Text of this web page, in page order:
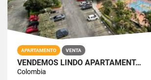
APARTAMENTO VENTA
VENDEMOS LINDO APARTAMENT…
Colombia